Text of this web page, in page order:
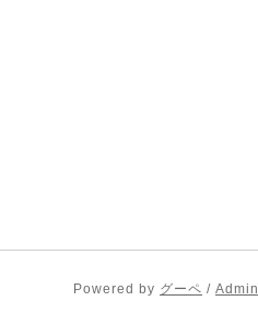
Powered by グーペ / Admin